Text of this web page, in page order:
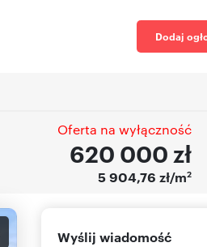
Dodaj
Oferta na wyłączność
620 000 zł
5 904,76 zł/m2
Wyślij wiadomość